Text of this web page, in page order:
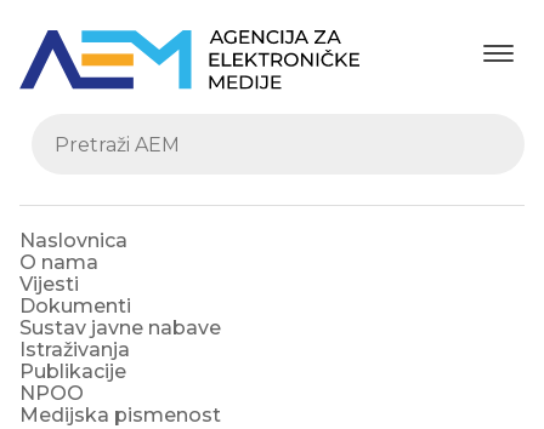
Naslovnica
O nama
Vijesti
Dokumenti
Sustav javne nabave
Istraživanja
Publikacije
NPOO
Medijska pismenost